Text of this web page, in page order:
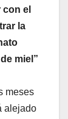
el
la
miel”
meses
alejado